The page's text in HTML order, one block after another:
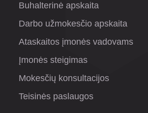
Buhalterinė apskaita
Darbo užmokesčio apskaita
Ataskaitos įmonės vadovams
Įmonės steigimas
Mokesčių konsultacijos
Teisinės paslaugos